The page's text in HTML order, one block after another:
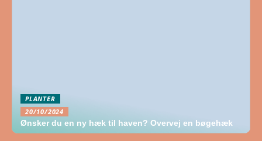
PLANTER
20/10/2024
Ønsker du en ny hæk til haven? Overvej en bøgehæk